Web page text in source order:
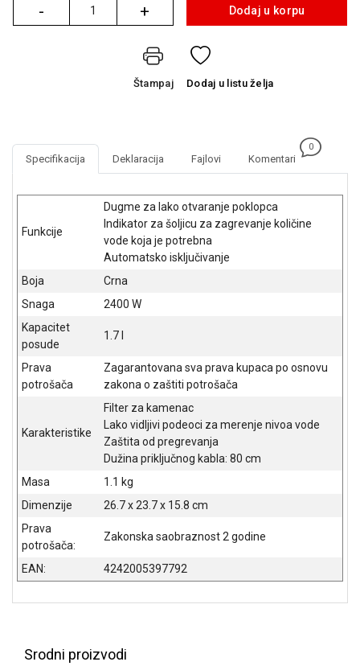
FOTOAPARATI
SIGURNOSNA
OPREMA
KABLOVI I
KANCELARIJSKI
MATERIJAL
SVE
ZA
KUĆU
ŠKOLSKI
ALAT I
BAŠTA
OUTLET
-
Količina + Dodaj u korpu
Štampaj Dodaj u listu želja
Specifikacija Deklaracija Fajlovi Komentari
0
Funkcije
Dugme za lako otvaranje poklopca
Indikator za šoljicu za zagrevanje količine
vode koja je potrebna
Automatsko isključivanje
Boja
Crna
Snaga
2400 W
Kapacitet
posude
1.7 l
Prava
potrošača
Zagarantovana sva prava kupaca po osnovu
zakona o zaštiti potrošača
Karakteristike
Filter za kamenac
Lako vidljivi podeoci za merenje nivoa vode
Zaštita od pregrevanja
Dužina priključnog kabla: 80 cm
Masa
1.1 kg
Dimenzije
26.7 x 23.7 x 15.8 cm
Prava
potrošača:
Zakonska saobraznost 2 godine
EAN: 4242005397792
Srodni proizvodi